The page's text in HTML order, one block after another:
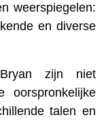
weerspiegelen:
en diverse
zijn niet
oorspronkelijke
talen en